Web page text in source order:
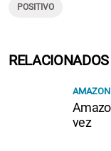
POSITIVO
RELACIONADOS
AMAZON
vez